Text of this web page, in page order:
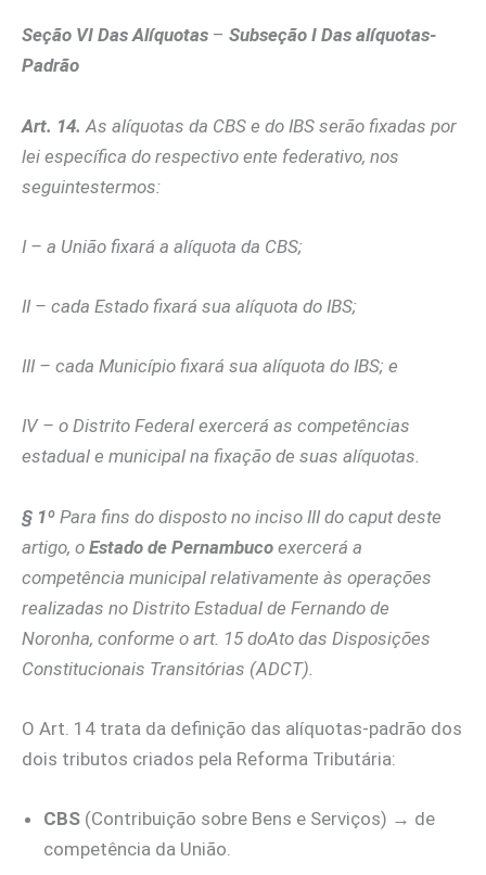
Seção VI Das Alíquotas – Subseção I Das alíquotas-
Padrão
Art. 14. As alíquotas da CBS e do IBS serão fixadas por
lei específica do respectivo ente federativo, nos
seguintestermos:
I – a União fixará a alíquota da CBS;
II – cada Estado fixará sua alíquota do IBS;
III – cada Município fixará sua alíquota do IBS; e
IV – o Distrito Federal exercerá as competências
estadual e municipal na fixação de suas alíquotas.
§ 1º Para fins do disposto no inciso III do caput deste
artigo, o Estado de Pernambuco exercerá a
competência municipal relativamente às operações
realizadas no Distrito Estadual de Fernando de
Noronha, conforme o art. 15 doAto das Disposições
Constitucionais Transitórias (ADCT).
O Art. 14 trata da definição das alíquotas-padrão dos
dois tributos criados pela Reforma Tributária:
CBS (Contribuição sobre Bens e Serviços) → de
competência da União.